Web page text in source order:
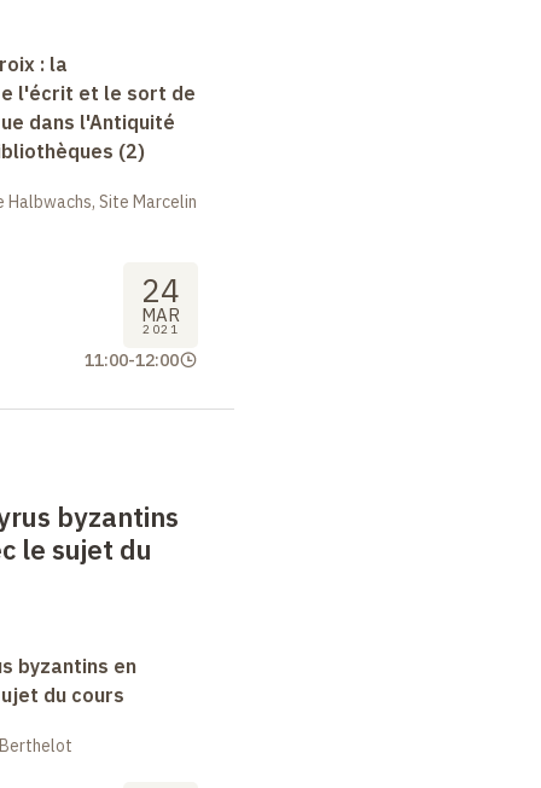
: la
l'écrit et le sort de
dans l'Antiquité
(2)
Site Marcelin
24
MAR
2021
11:00-12:00
byzantins
le sujet du
byzantins en
du cours